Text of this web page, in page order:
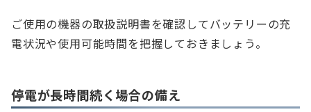
ご使用の機器の取扱説明書を確認してバッテリーの充
電状況や使用可能時間を把握しておきましょう。
停電が長時間続く場合の備え